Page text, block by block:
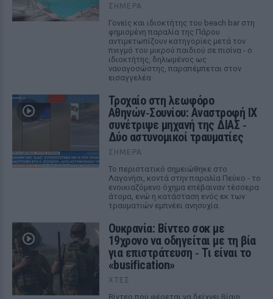
ΣΉΜΕΡΑ
Γονείς και ιδιοκτήτης του beach bar στη
φημισμένη παραλία της Πάρου
αντιμετωπίζουν κατηγορίες μετά τον
πνιγμό του μικρού παιδιού σε πισίνα - ο
ιδιοκτήτης, δηλωμένος ως
ναυαγοσώστης, παραπέμπεται στον
εισαγγελέα
Τροχαίο στη λεωφόρο
Αθηνών‑Σουνίου: Αναστροφή ΙΧ
συνέτριψε μηχανή της ΔΙΑΣ ‑
Δύο αστυνομικοί τραυματίες
ΣΉΜΕΡΑ
Το περιστατικό σημειώθηκε στο
Λαγονήσι, κοντά στην παραλία Πεύκο - το
ενοικιαζόμενο όχημα επέβαιναν τέσσερα
άτομα, ενώ η κατάσταση ενός εκ των
τραυματιών εμπνέει ανησυχία.
Ουκρανία: Βίντεο σοκ με
19χρονο να οδηγείται με τη βία
για επιστράτευση ‑ Τι είναι το
«busification»
ΧΤΕΣ
Βίντεο που φέρεται να δείχνει βίαιη